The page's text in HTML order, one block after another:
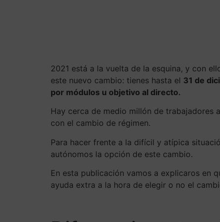
2021 está a la vuelta de la esquina, y con
este nuevo cambio: tienes hasta el 31 de
por módulos u objetivo al directo.
Hay cerca de medio millón de trabajadores
con el cambio de régimen.
Para hacer frente a la difícil y atípica
autónomos la opción de este cambio.
En esta publicación vamos a explicaros en
ayuda extra a la hora de elegir o no el